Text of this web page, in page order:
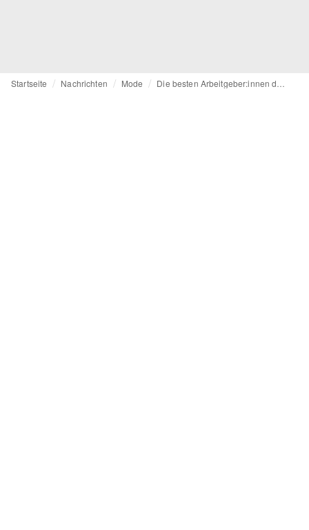
Startseite Nachrichten Mode